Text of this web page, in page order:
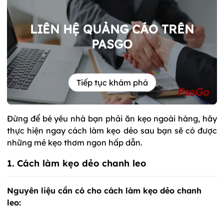
LIÊN HỆ QUẢNG CÁO TRÊN
PASGO
Tiếp tục khám phá
Đừng để bé yêu nhà bạn phải ăn kẹo ngoài hàng, hãy
thực hiện ngay cách làm kẹo dẻo sau bạn sẽ có được
những mẻ kẹo thơm ngon hấp dẫn.
1. Cách làm kẹo dẻo chanh leo
Nguyên liệu cần có cho cách làm kẹo dẻo chanh
leo: